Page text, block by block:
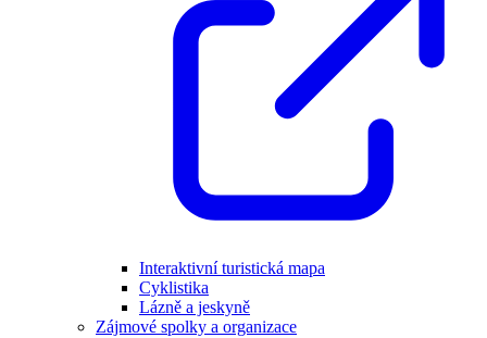
Interaktivní turistická mapa
Cyklistika
Lázně a jeskyně
Zájmové spolky a organizace